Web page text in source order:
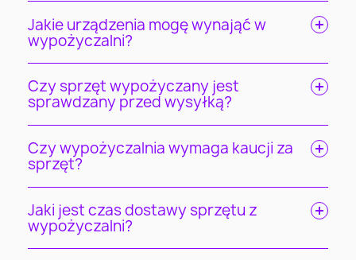
Jakie urządzenia mogę wynająć w
wypożyczalni?
Czy sprzęt wypożyczany jest
sprawdzany przed wysyłką?
Czy wypożyczalnia wymaga kaucji za
sprzęt?
Jaki jest czas dostawy sprzętu z
wypożyczalni?